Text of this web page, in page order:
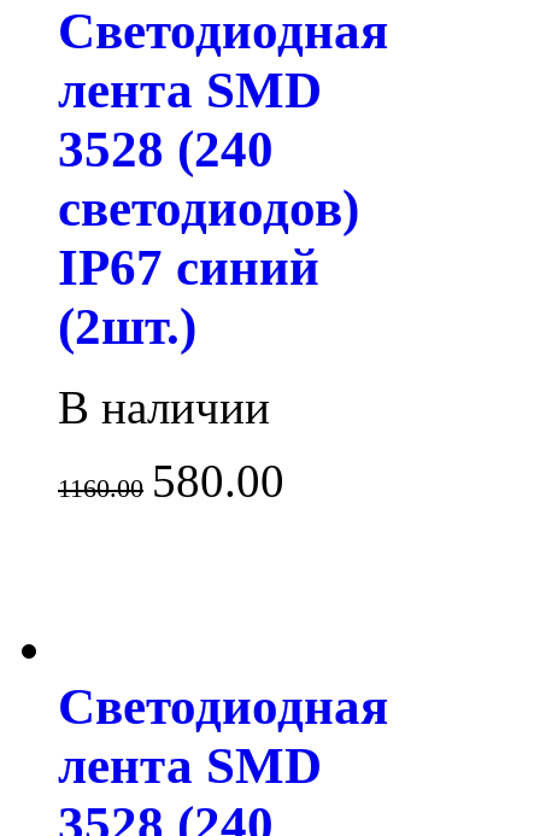
Светодиодная
лента SMD
3528 (240
светодиодов)
IP67 синий
(2шт.)
В наличии
1160.00 580.00
Светодиодная
лента SMD
3528 (240